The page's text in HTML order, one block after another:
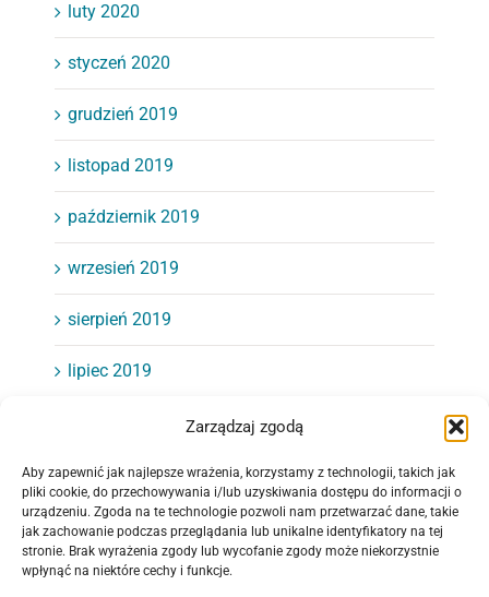
Zarządzaj zgodą
Aby zapewnić jak najlepsze wrażenia, korzystamy z technologii, takich jak
pliki cookie, do przechowywania i/lub uzyskiwania dostępu do informacji o
urządzeniu. Zgoda na te technologie pozwoli nam przetwarzać dane, takie
jak zachowanie podczas przeglądania lub unikalne identyfikatory na tej
stronie. Brak wyrażenia zgody lub wycofanie zgody może niekorzystnie
wpłynąć na niektóre cechy i funkcje.
luty 2020
styczeń 2020
grudzień 2019
listopad 2019
październik 2019
wrzesień 2019
sierpień 2019
lipiec 2019
maj 2019
kwiecień 2019
marzec 2019